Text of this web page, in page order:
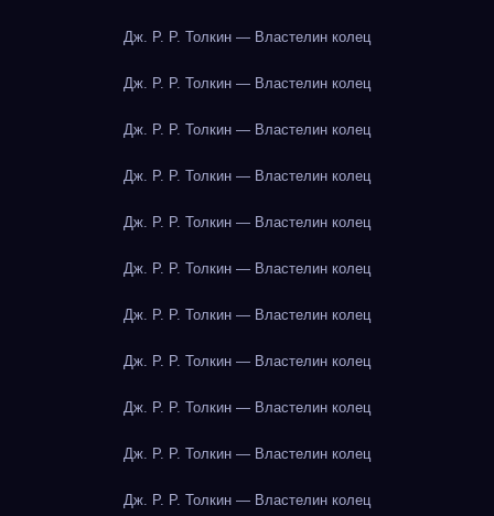
Дж. Р. Р. Толкин — Властелин колец
Дж. Р. Р. Толкин — Властелин колец
Дж. Р. Р. Толкин — Властелин колец
Дж. Р. Р. Толкин — Властелин колец
Дж. Р. Р. Толкин — Властелин колец
Дж. Р. Р. Толкин — Властелин колец
Дж. Р. Р. Толкин — Властелин колец
Дж. Р. Р. Толкин — Властелин колец
Дж. Р. Р. Толкин — Властелин колец
Дж. Р. Р. Толкин — Властелин колец
Дж. Р. Р. Толкин — Властелин колец